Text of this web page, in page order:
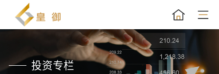
投资专栏